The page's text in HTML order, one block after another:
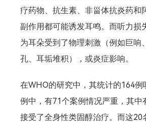
疗药物、抗生素、非甾体抗炎药和
副作用都可能诱发耳鸣。而听力损
为耳朵受到了物理刺激（例如巨响
孔、耳垢堆积），或炎症影响。
在WHO的研究中，其统计的164例
例中，有71个案例情况严重，其中
接受了全身性类固醇治疗。而这20